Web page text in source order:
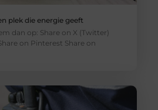
plek die energie geeft
dan op: Share on X (Twitter)
on Pinterest Share on